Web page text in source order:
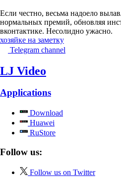
Если честно, весьма надоело
нормальных премий, обновляя
вконтактике. Несолидно ужасно.
хозяйке на заметку
Telegram channel
LJ Video
Applications
Download
Huawei
RuStore
Follow us:
Follow us on Twitter